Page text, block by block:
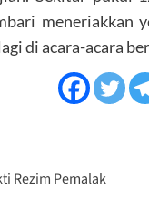
meneriakkan
di acara-acara
Rezim Pemalak